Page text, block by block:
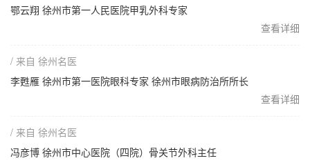
鄂云翔 徐州市第一人民医院甲乳外科专家
查看详细
/ 来自 徐州名医
李甦雁 徐州市第一医院眼科专家 徐州市眼病防治所所长
查看详细
/ 来自 徐州名医
冯彦博 徐州市中心医院（四院）骨关节外科主任